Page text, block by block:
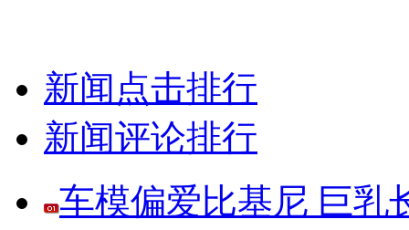
新闻点击排行
新闻评论排行
车模偏爱比基尼 巨乳